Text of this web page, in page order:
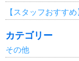
【スタッフおすす
カテゴリー
その他